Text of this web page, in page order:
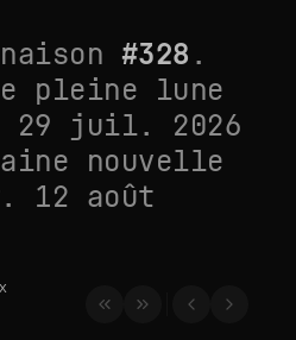
#328 .
pleine lune
29 juil. 2026
nouvelle
12 août